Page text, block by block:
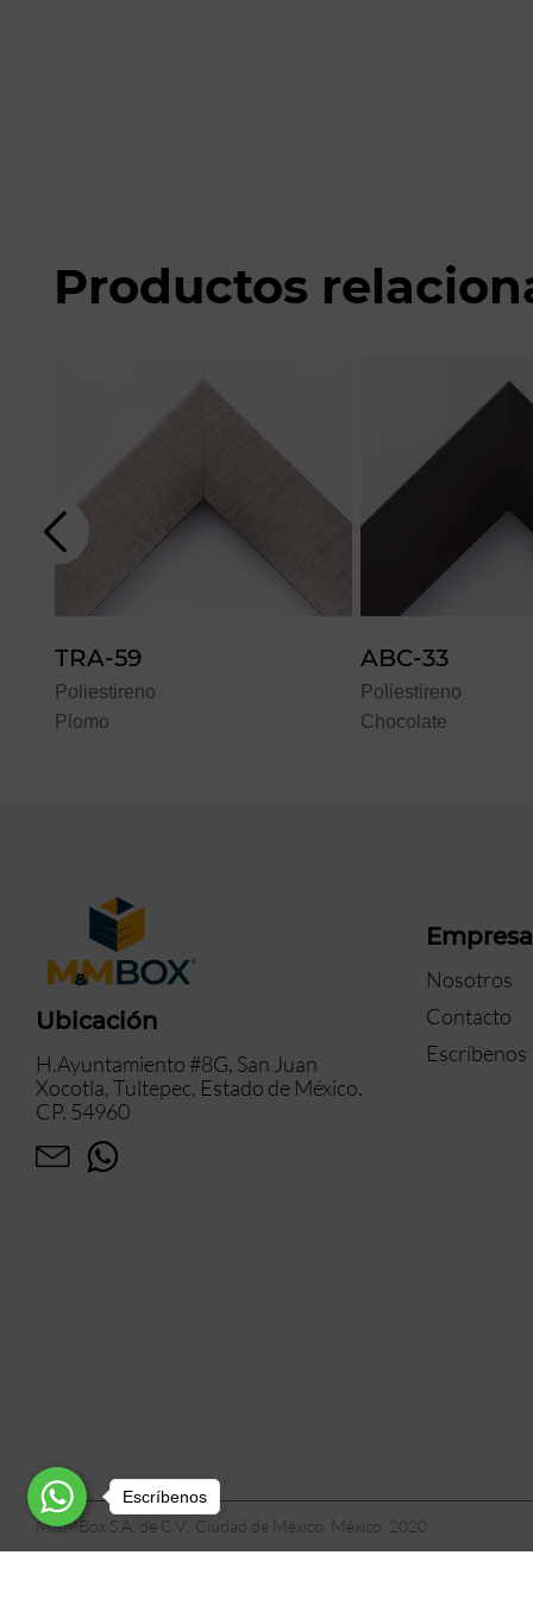
Productos
ABC-33
Poliestireno
Chocolate
ABC-35
Poliestireno
Oro
Ubicación
H.Ayuntamiento #8G, San Juan
Xocotla, Tultepec, Estado de México.
CP. 54960
Empresa
Nosotros
Contacto
Escríbenos
M&MBox S.A. de C.V., Ciudad de México, México, 2020
Escríbenos